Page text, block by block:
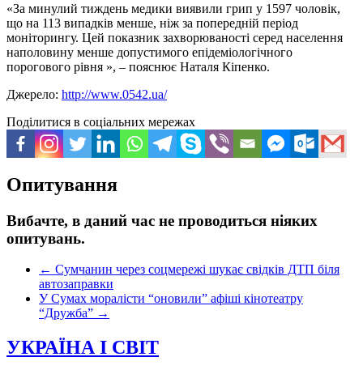
«За минулий тиждень медики виявили грип у 1597 чоловік,
що на 113 випадків менше, ніж за попередній період
моніторингу. Цей показник захворюваності серед населення
наполовину менше допустимого епідеміологічного
порогового рівня », – пояснює Наталя Кіпенко.
Джерело: http://www.0542.ua/
Поділитися в соціальних мережах
Опитування
Вибачте, в даний час не проводиться ніяких
опитувань.
← Сумчанин через соцмережі шукає свідків ДТП біля
автозаправки
У Сумах моралісти “оновили” афіші кінотеатру
“Дружба” →
УКРАЇНА І СВІТ